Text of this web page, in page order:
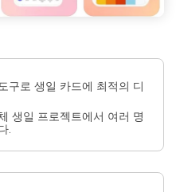
구로 생일 카드에 최적의 디
생일 프로젝트에서 여러 명
.